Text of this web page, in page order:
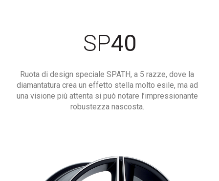
SP40
Ruota di design speciale SPATH, a 5 razze, dove la
diamantatura crea un effetto stella molto esile, ma ad
una visione più attenta si può notare l’impressionante
robustezza nascosta.